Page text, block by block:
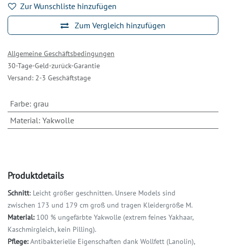
Zum Vergleich hinzufügen
Zur Wunschliste hinzufügen
Allgemeine Geschäftsbedingungen
30-Tage-Geld-zurück-Garantie
Versand: 2-3 Geschäftstage
Farbe: grau
Material: Yakwolle
Produktdetails
Schnitt: Leicht größer geschnitten. Unsere Models sind
zwischen 173 und 179 cm groß und tragen Kleidergröße M.
Material:100 % ungefärbte Yakwolle (extrem feines Yakhaar,
Kaschmirgleich, kein Pilling).
Pflege:Antibakterielle Eigenschaften dank Wollfett (Lanolin),